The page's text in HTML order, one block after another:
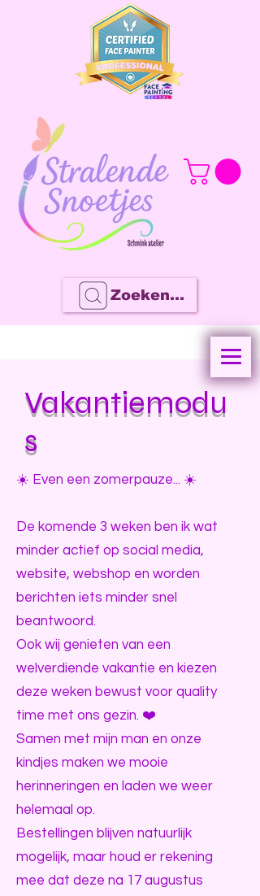
Zoeken...
Vakantiemodu
s
☀️ Even een zomerpauze... ☀️
De komende 3 weken ben ik wat
minder actief op social media,
website, webshop en worden
berichten iets minder snel
beantwoord.
Ook wij genieten van een
welverdiende vakantie en kiezen
deze weken bewust voor quality
time met ons gezin. ❤️
Samen met mijn man en onze
kindjes maken we mooie
herinneringen en laden we weer
helemaal op.
Bestellingen blijven natuurlijk
mogelijk, maar houd er rekening
mee dat deze na 17 augustus